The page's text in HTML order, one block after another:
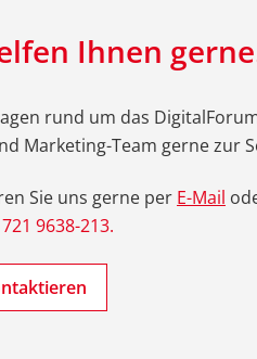
Ihnen
rund um das
Marketing-Team gerne zur
Sie uns gerne per E-Mail
9638-213.